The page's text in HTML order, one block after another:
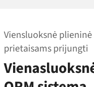
Viensluoksnė
prietaisams prijungti